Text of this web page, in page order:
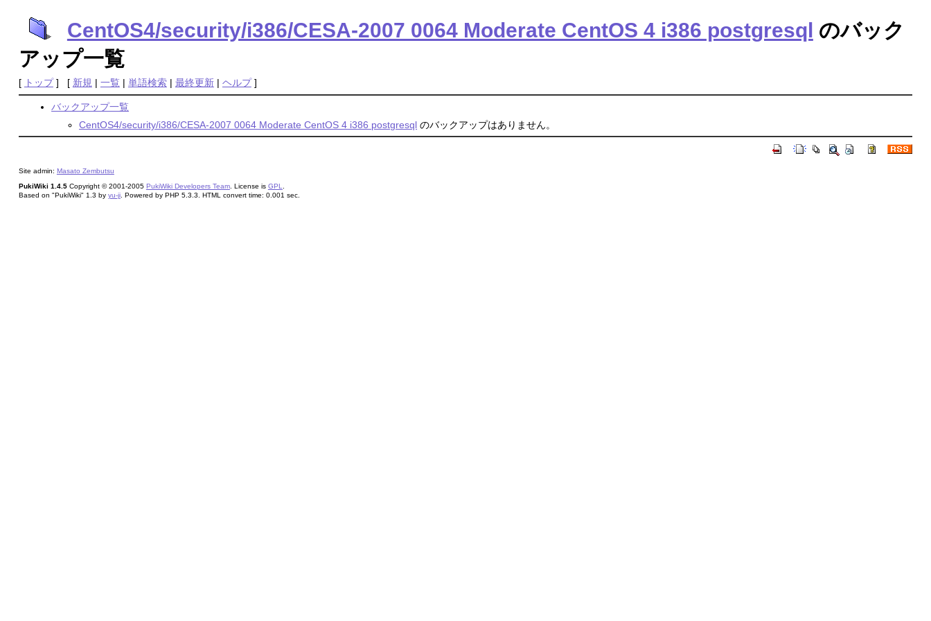
CentOS4/security/i386/CESA-2007 0064 Moderate CentOS 4 i386 postgresql のバック
アップ一覧
[ トップ] [ 新規 | 一覧 | 単語検索| 最終更新| ヘルプ]
バックアップ一覧
CentOS4/security/i386/CESA-2007 0064 Moderate CentOS 4 i386 postgresql のバックアップはありません。
Site admin: Masato Zembutsu
PukiWiki 1.4.5Copyright © 2001-2005 PukiWiki Developers Team. License is GPL
Based on "PukiWiki" 1.3 by yu-ji. Powered by PHP 5.3.3. HTML convert time: 0.001 sec.